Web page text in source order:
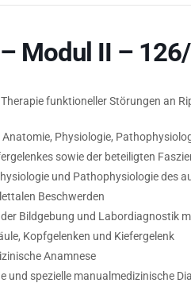
Modul II –
funktioneller Störungen an
Physiologie,
sowie der beteiligten
und Pathophysiologie des
Beschwerden
Bildgebung und Labordiagnostik
Kopfgelenken und Kiefergelenk
Anamnese
und spezielle manualmedizinische